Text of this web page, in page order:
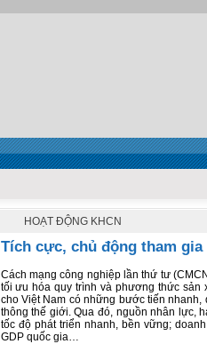
HOẠT ĐỘNG KHCN
Tích cực, chủ động tham
Cách mạng công nghiệp lần thứ tư
tối ưu hóa quy trình và phương thức sản
cho Việt Nam có những bước tiến
thông thế giới. Qua đó, nguồn nhân lực,
tốc độ phát triển nhanh, bền vững;
GDP quốc gia…